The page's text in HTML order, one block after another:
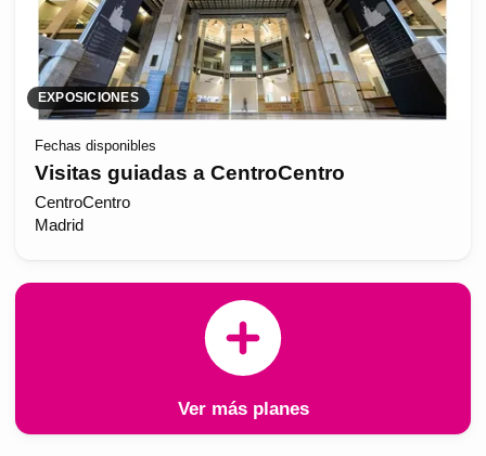
EXPOSICIONES
Fechas disponibles
Visitas guiadas a CentroCentro
CentroCentro
Madrid
Ver más planes